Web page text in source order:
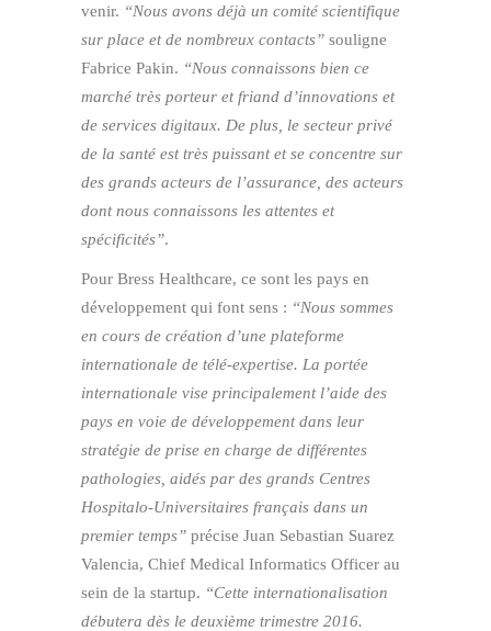
venir. “Nous avons déjà un comité scientifique
sur place et de nombreux contacts” souligne
Fabrice Pakin. “Nous connaissons bien ce
marché très porteur et friand d’innovations et
de services digitaux. De plus, le secteur privé
de la santé est très puissant et se concentre sur
des grands acteurs de l’assurance, des acteurs
dont nous connaissons les attentes et
spécificités”.
Pour Bress Healthcare, ce sont les pays en
développement qui font sens : “Nous sommes
en cours de création d’une plateforme
internationale de télé-expertise. La portée
internationale vise principalement l’aide des
pays en voie de développement dans leur
stratégie de prise en charge de différentes
pathologies, aidés par des grands Centres
Hospitalo-Universitaires français dans un
premier temps” précise Juan Sebastian Suarez
Valencia, Chief Medical Informatics Officer au
sein de la startup. “Cette internationalisation
débutera dès le deuxième trimestre 2016.